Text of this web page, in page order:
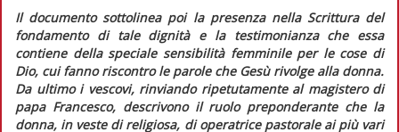
Il documento sottolinea poi la presenza nella Scrittura del
fondamento di tale dignità e la testimonianza che essa
contiene della speciale sensibilità femminile per le cose di
Dio, cui fanno riscontro le parole che Gesù rivolge alla donna.
Da ultimo i vescovi, rinviando ripetutamente al magistero di
papa Francesco, descrivono il ruolo preponderante che la
donna, in veste di religiosa, di operatrice pastorale ai più vari